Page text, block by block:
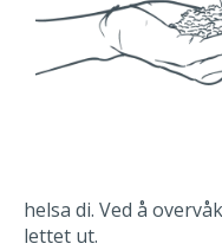
helsa di. Ved å
lettet ut.